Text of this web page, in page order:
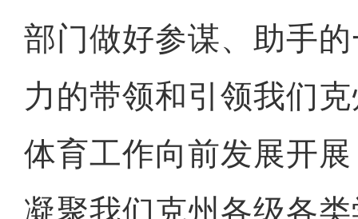
部门做好参谋、助手
力的带领和引领我们
体育工作向前发展开
凝聚我们克州各级各